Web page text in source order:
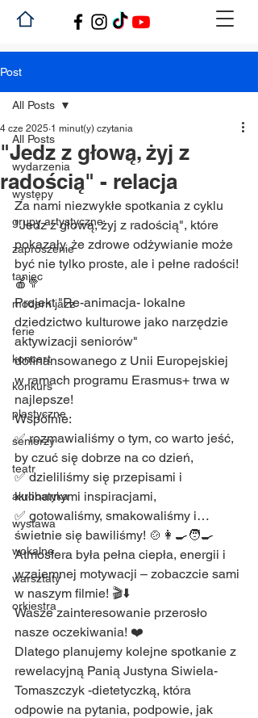
Post
All Posts
wydarzenia
występy
grupy artystyczne
zaproszenie
taniec
modern jazz
ferie
koncert
konkurs
plastyczne
seniorzy
teatr
akrobatyka
wystawa
wokalne
warsztaty
orkiestra
All Posts
"Jedz z głową, żyj z
radością" - relacja
4 cze 2025 1 minut(y) czytania
Za nami niezwykłe spotkania z cyklu
"Jedz z głową, żyj z radością", które
pokazały, że zdrowe odżywianie może
być nie tylko proste, ale i pełne radości!
🍎🥦
Projekt "Re-animacja- lokalne
dziedzictwo kulturowe jako narzędzie
aktywizacji seniorów"
dofinansowanego z Unii Europejskiej
w ramach programu Erasmus+ trwa w
najlepsze!
Wspólnie:
✅ rozmawialiśmy o tym, co warto jeść,
by czuć się dobrze na co dzień,
✅ dzieliliśmy się przepisami i
kulinarnymi inspiracjami,
✅ gotowaliśmy, smakowaliśmy i…
świetnie się bawiliśmy! 🍲👩‍🍳🧑‍🍳
Atmosfera była pełna ciepła, energii i
wzajemnej motywacji – zobaczcie sami
w naszym filmie! 🎬⬇️
Wasze zainteresowanie przerosło
nasze oczekiwania! ❤️
Dlatego planujemy kolejne spotkanie z
rewelacyjną Panią Justyna Siwiela-
Tomaszczyk -dietetyczką, która
odpowie na pytania, podpowie, jak